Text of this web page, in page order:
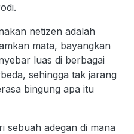
netizen adalah
mata, bayangkan
luas di berbagai
sehingga tak jarang
bingung apa itu
sebuah adegan di mana